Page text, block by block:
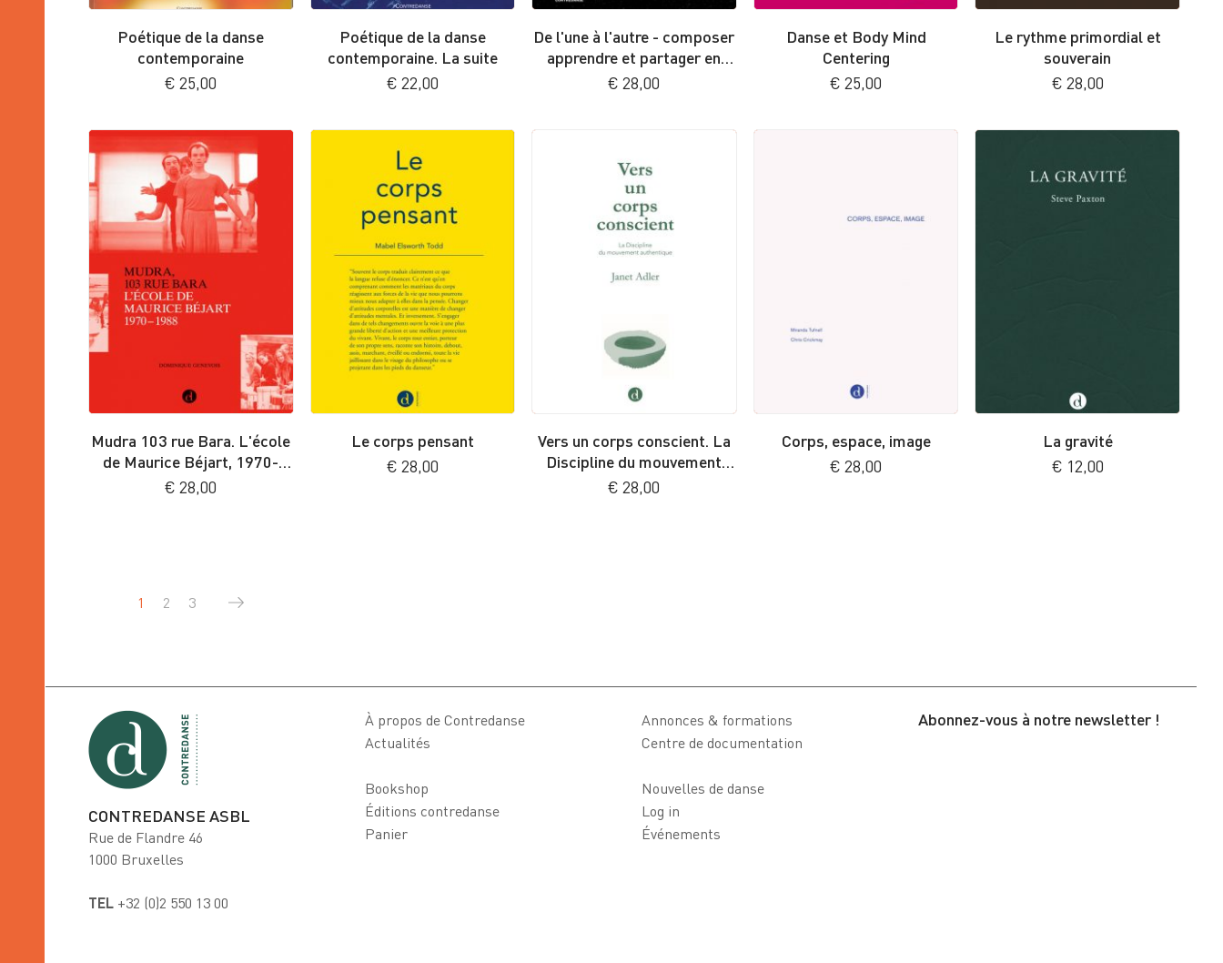
Poétique de la danse
contemporaine
€ 25,00
Poétique de la danse
contemporaine. La suite
€ 22,00
De l'une à l'autre - composer
apprendre et partager en
mouvements
€ 28,00
Danse et Body Mind
Centering
€ 25,00
Le rythme primordial et
souverain
€ 28,00
Mudra 103 rue Bara. L'école
de Maurice Béjart, 1970-
1988
€ 28,00
Le corps pensant
€ 28,00
Vers un corps conscient. La
Discipline du mouvement
authentique
€ 28,00
Corps, espace, image
€ 28,00
La gravité
€ 12,00
1 2 3
CONTREDANSE ASBL
Rue de Flandre 46
1000 Bruxelles
TEL +32 (0)2 550 13 00
À propos de Contredanse
Annonces & formations
Actualités
Centre de documentation
Bookshop
Nouvelles de danse
Éditions contredanse
Log in
Panier
Événements
Abonnez-vous à notre newsletter !